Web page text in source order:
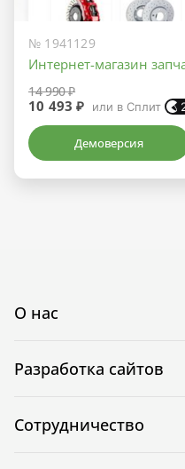
№ 1941129
Интернет-магазин
14 990 ₽
10 493 ₽ или в Сплит
Демоверсия
О нас
Разработка сайтов
Сотрудничество